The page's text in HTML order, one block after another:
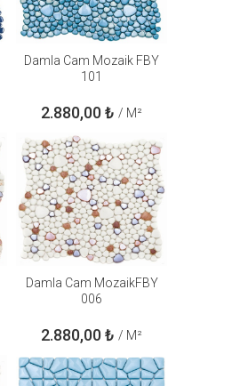
Damla Cam Mozaik FBY
101
2.880,00₺ / M²
Damla Cam MozaikFBY
006
2.880,00₺ / M²